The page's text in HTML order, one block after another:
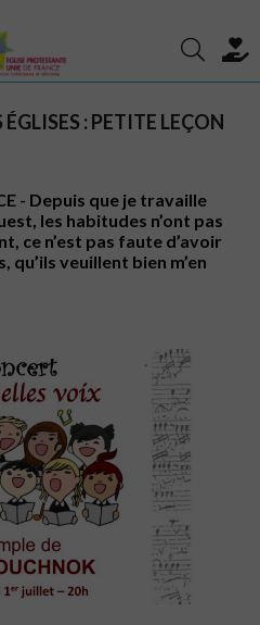
: PETITE LEÇON
- Depuis que je travaille
les habitudes n’ont pas
ce n’est pas faute d’avoir
veuillent bien m’en